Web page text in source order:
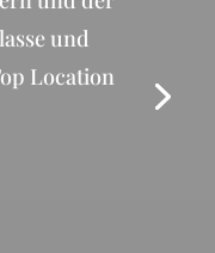
und
Location